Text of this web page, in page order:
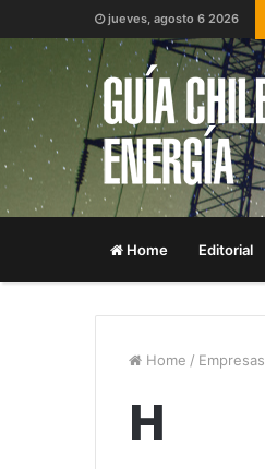
jueves, agosto 6 2026
Home Editorial
Home / Empresas
H